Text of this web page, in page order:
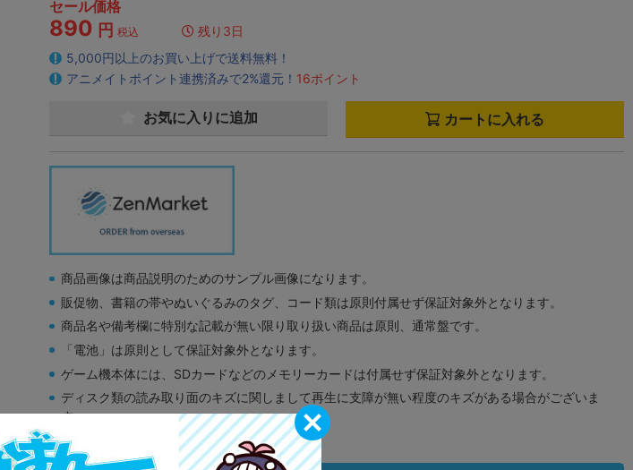
セール価格
890 円 税込
残り3日
5,000円以上のお買い上げで送料無料！
アニメイトポイント連携済みで2%還元！ 16ポイント
カートに入れる
お気に入りに追加
商品画像は商品説明のためのサンプル画像になります。
販促物、書籍の帯やぬいぐるみのタグ、コード類は原則付属せず保証対象外となります。
商品名や備考欄に特別な記載が無い限り取り扱い商品は原則、通常盤です。
「電池」は原則として保証対象外となります。
ゲーム機本体には、SDカードなどのメモリーカードは付属せず保証対象外となります。
ディスク類の読み取り面のキズに関しまして再生に支障が無い程度のキズがある場合がございま
す。
※詳細につきましてはコチラ